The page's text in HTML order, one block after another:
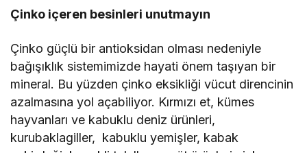
Çinko içeren besinleri unutmayın
Çinko güçlü bir antioksidan olması nedeniyle
bağışıklık sistemimizde hayati önem taşıyan bir
mineral. Bu yüzden çinko eksikliği vücut direncinin
azalmasına yol açabiliyor. Kırmızı et, kümes
hayvanları ve kabuklu deniz ürünleri,
kurubaklagiller, kabuklu yemişler, kabak